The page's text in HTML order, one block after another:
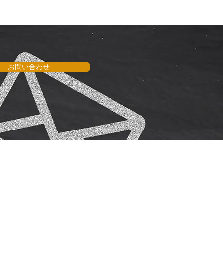
お問い合わせ